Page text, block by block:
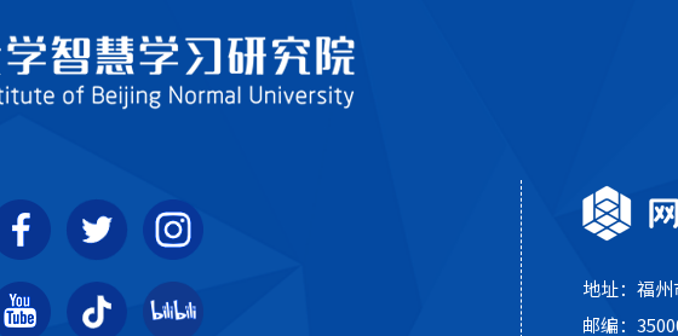
地址：福州
邮编：